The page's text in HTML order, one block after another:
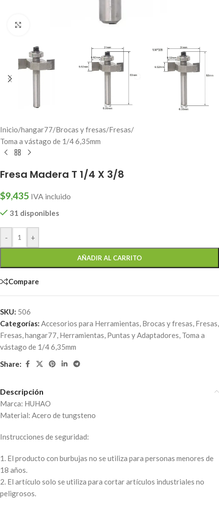
Inicio/hangar77/Brocas y fresas/Fresas/
Toma a vástago de 1/4 6,35mm
Fresa Madera T 1/4 X 3/8
$9,435 IVA incluido
31 disponibles
- +
AÑADIR AL CARRITO
Compare
SKU: 506
Categorías: Accesorios para Herramientas, Brocas y fresas, Fresas,
Fresas,hangar77, Herramientas, Puntas y Adaptadores, Toma a
vástago de 1/4 6,35mm
Share:
Descripción
Marca: HUHAO
Material: Acero de tungsteno
Instrucciones de seguridad:
1. El producto con burbujas no se utiliza para personas menores de
18 años.
2. El artículo solo se utiliza para cortar artículos industriales no
peligrosos.